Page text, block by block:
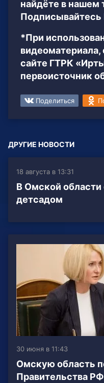
найдёте в нашем
Подписывайтесь
*При
сайте ГТРК
первоисточник
Поделиться
ДРУГИЕ НОВОСТИ
18 августа в 13:31
В Омской
детсадом
30 июня в 11:43
Омскую область
Правительства